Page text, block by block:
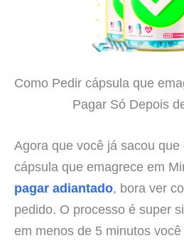
Como Pedir cápsula que
Pagar Só Depois
Agora que você já sacou
cápsula que emagrece em
pagar adiantado, bora ver
pedido. O processo é super
em menos de 5 minutos